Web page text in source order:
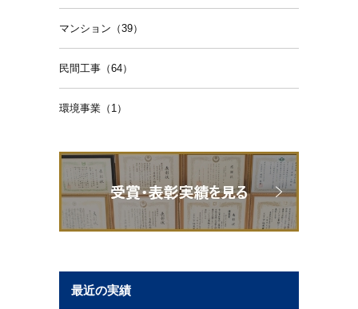
マンション（39）
民間工事（64）
環境事業（1）
最近の実績